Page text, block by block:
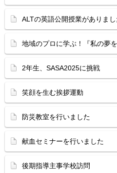
ALTの英語公開授業がありま
地域のプロに学ぶ！『私の夢
2年生、SASA2025に挑戦
笑顔を生む挨拶運動
防災教室を行いました
献血セミナーを行いました
後期指導主事学校訪問